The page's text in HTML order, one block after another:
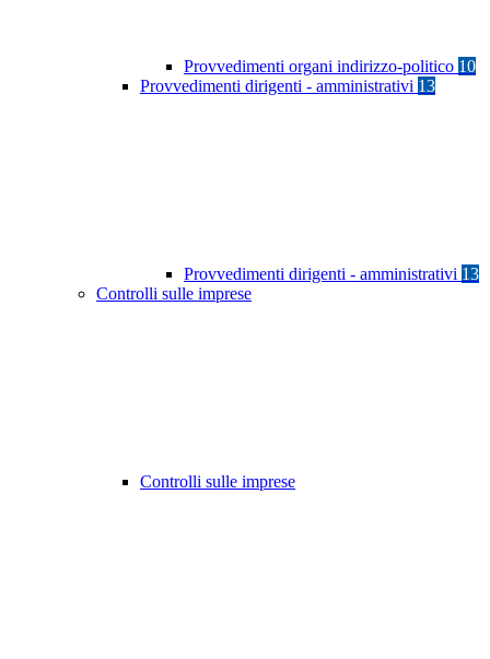
Provvedimenti organi indirizzo-politico 10
Provvedimenti dirigenti - amministrativi 13
Provvedimenti dirigenti - amministrativi 13
Controlli sulle imprese
Controlli sulle imprese